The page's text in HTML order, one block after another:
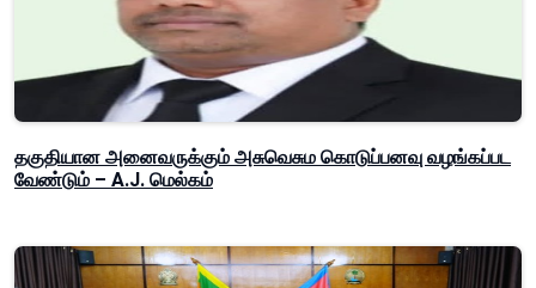
தகுதியான அனைவருக்கும் அசுவெசும கொடுப்பனவு வழங்கப்பட
வேண்டும் – A.J. மெல்கம்